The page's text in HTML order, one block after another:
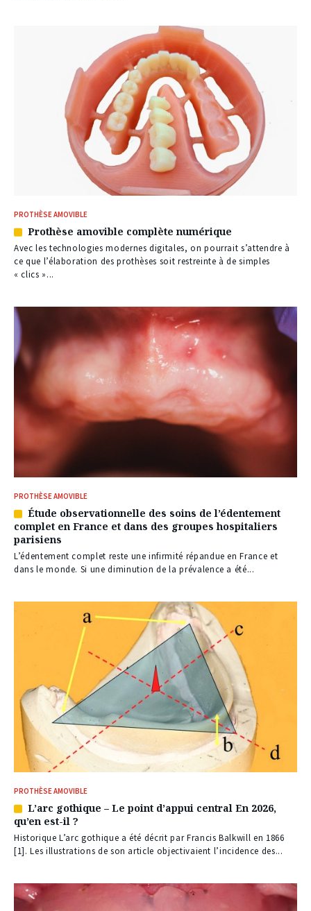
PROTHÈSE AMOVIBLE
Article
réservé
à
nos
Prothèse amovible complète numérique
Avec les technologies modernes digitales, on pourrait s’attendre à
ce que l’élaboration des prothèses soit restreinte à de simples
« clics »...
PROTHÈSE AMOVIBLE
Article
réservé
à
nos
abonnés
Étude observationnelle des soins de l’édentement
complet en France et dans des groupes hospitaliers
parisiens
L’édentement complet reste une infirmité répandue en France et
dans le monde. Si une diminution de la prévalence a été...
PROTHÈSE AMOVIBLE
Article
réservé
à
nos
L’arc gothique – Le point d’appui central En 2026,
qu’en est-il ?
Historique L’arc gothique a été décrit par Francis Balkwill en 1866
[1]. Les illustrations de son article objectivaient l’incidence des...